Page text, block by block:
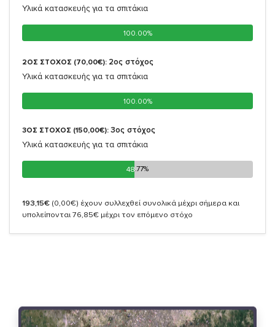
Υλικά κατασκευής για τα σπιτάκια
100.00%
100.00%
2ΟΣ ΣΤΟΧΟΣ (70,00€): 2oς στόχος
Υλικά κατασκευής για τα σπιτάκια
100.00%
100.00%
3ΟΣ ΣΤΟΧΟΣ (150,00€): 3oς στόχος
Υλικά κατασκευής για τα σπιτάκια
48.77%
48.77%
193,15€ (0,00€) έχουν συλλεχθεί συνολικά μέχρι σήμερα και
υπολείπονται 76,85€ μέχρι τον επόμενο στόχο